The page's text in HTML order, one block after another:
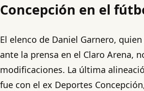
Concepción en el
El elenco de Daniel Garnero,
ante la prensa en el Claro Arena,
modificaciones. La última
fue con el ex Deportes